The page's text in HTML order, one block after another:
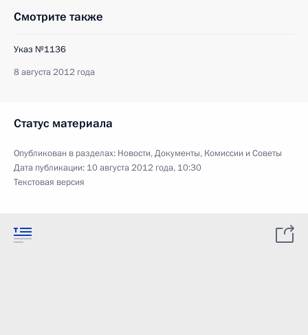
Смотрите также
Указ №1136
8 августа 2012 года
Статус материала
Опубликован в разделах: Новости,Документы, Комиссии и Советы
Дата публикации: 10 августа 2012 года, 10:30
Текстовая версия